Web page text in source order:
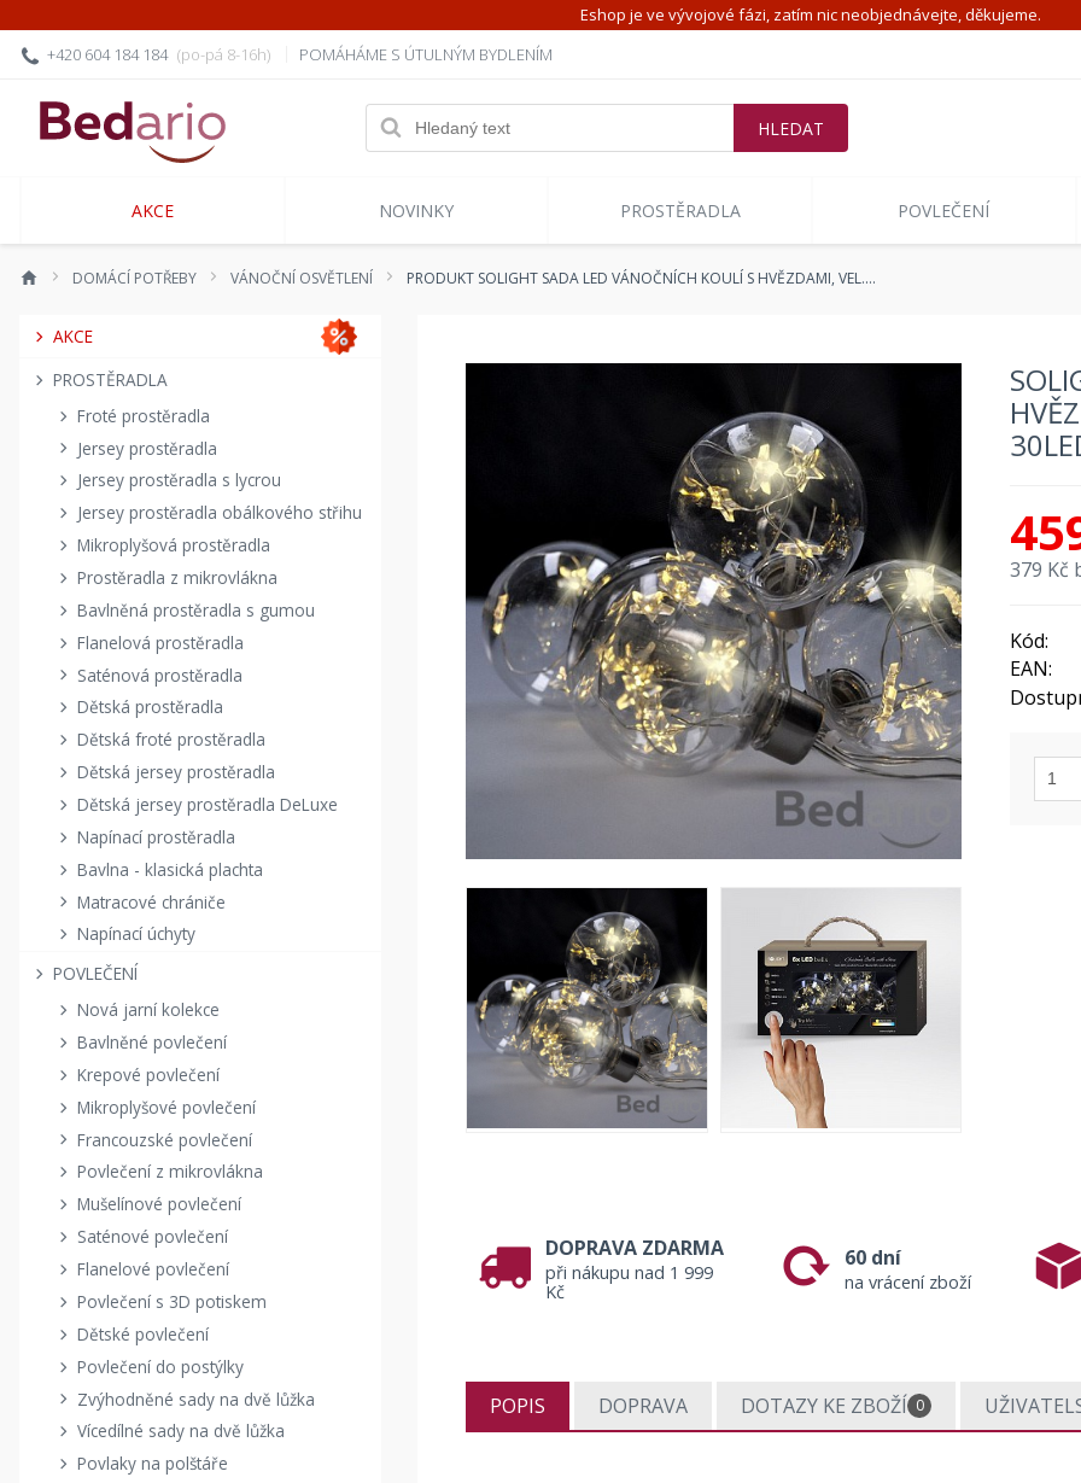
Eshop je ve vývojové fázi, zatím nic neobjednávejte, děkujeme.
+420 604 184 184 (po-pá 8-16h) POMÁHÁME S ÚTULNÝM BYDLENÍM
AKCE NOVINKY PROSTĚRADLA POVLEČENÍ
DOMÁCÍ POTŘEBY VÁNOČNÍ OSVĚTLENÍ PRODUKT SOLIGHT SADA LED VÁNOČNÍCH KOULÍ S HVĚZDAMI, VEL.…
AKCE
PROSTĚRADLA
Froté prostěradla
Jersey prostěradla
Jersey prostěradla s lycrou
Jersey prostěradla obálkového střihu
Mikroplyšová prostěradla
Prostěradla z mikrovlákna
Bavlněná prostěradla s gumou
Flanelová prostěradla
Saténová prostěradla
Dětská prostěradla
Dětská froté prostěradla
Dětská jersey prostěradla
Dětská jersey prostěradla DeLuxe
Napínací prostěradla
Bavlna - klasická plachta
Matracové chrániče
Napínací úchyty
POVLEČENÍ
Nová jarní kolekce
Bavlněné povlečení
Krepové povlečení
Mikroplyšové povlečení
Francouzské povlečení
Povlečení z mikrovlákna
Mušelínové povlečení
Saténové povlečení
Flanelové povlečení
Povlečení s 3D potiskem
Dětské povlečení
Povlečení do postýlky
Zvýhodněné sady na dvě lůžka
Vícedílné sady na dvě lůžka
Povlaky na polštáře
379 Kč
Kód:
EAN:
DOPRAVA ZDARMA
při nákupu nad 1 999
Kč
60 dní
na vrácení zboží
POPIS DOPRAVA DOTAZY KE ZBOŽÍ 0